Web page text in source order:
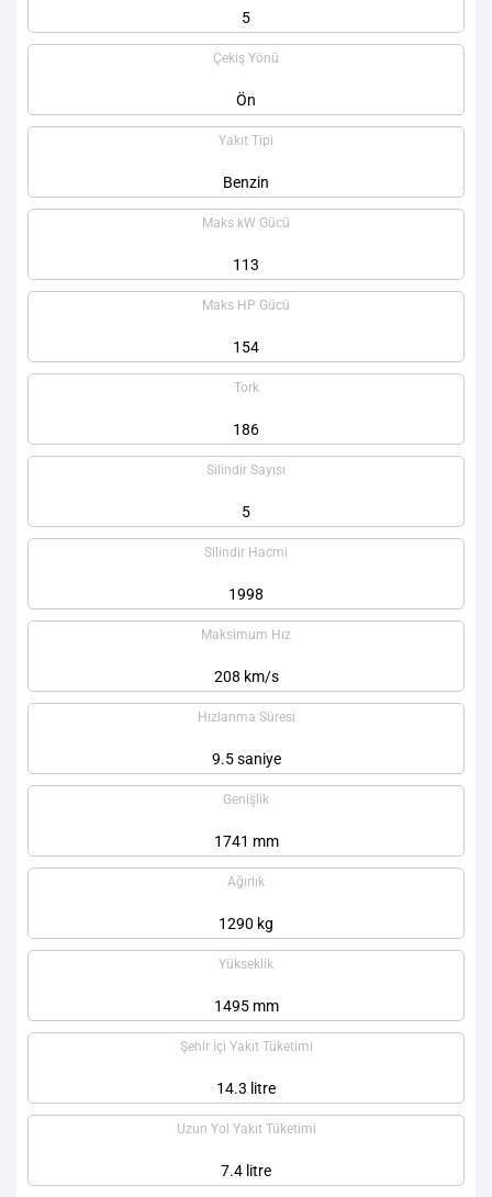
5
Çekiş Yönü
Ön
Yakıt Tipi
Benzin
Maks kW Gücü
113
Maks HP Gücü
154
Tork
186
Silindir Sayısı
5
Silindir Hacmi
1998
Maksimum Hız
208 km/s
Hızlanma Süresi
9.5 saniye
Genişlik
1741 mm
Ağırlık
1290 kg
Yükseklik
1495 mm
Şehir İçi Yakıt Tüketimi
14.3 litre
Uzun Yol Yakıt Tüketimi
7.4 litre